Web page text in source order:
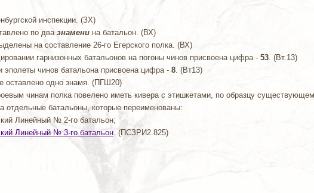
инспекции. (ЗХ)
по два знамени на батальон. (ВХ)
на составление 26-го Егерского полка. (ВХ)
гарнизонных батальонов на погоны чинов присвоена цифра - 53. (Вт.13)
эполеты чинов батальона присвоена цифра - 8. (Вт13)
оставлено одно знамя. (ПГШ20)
чинам полка повелено иметь кивера с этишкетами, по образцу
отдельные батальоны, которые переименованы:
Линейный № 2-го батальон;
Линейный № 3-го батальон. (ПСЗРИ2.825)